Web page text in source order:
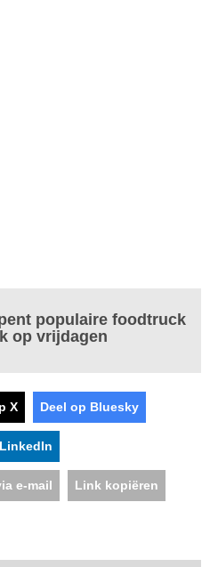
populaire foodtruck
op vrijdagen
X Deel op Bluesky
e-mail Link kopiëren